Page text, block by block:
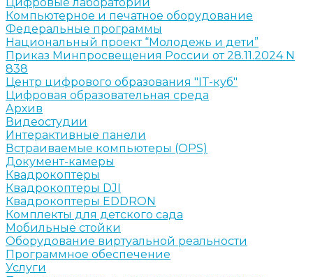
Компьютерное и печатное оборудование
Федеральные программы
Национальный проект “Молодежь и дети”
Приказ Минпросвещения России от 28.11.2024 N
838
Центр цифрового образования "IT-куб"
Цифровая образовательная среда
Архив
Видеостудии
Интерактивные панели
Встраиваемые компьютеры (OPS)
Документ-камеры
Квадрокоптеры
Квадрокоптеры DJI
Квадрокоптеры EDDRON
Комплекты для детского сада
Мобильные стойки
Оборудование виртуальной реальности
Программное обеспечение
Услуги